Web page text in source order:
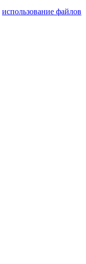
использование файлов